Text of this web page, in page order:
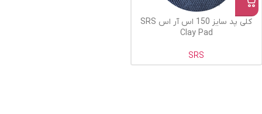
کلی پد سایز 150 اس آر اس SRS
Clay Pad
SRS